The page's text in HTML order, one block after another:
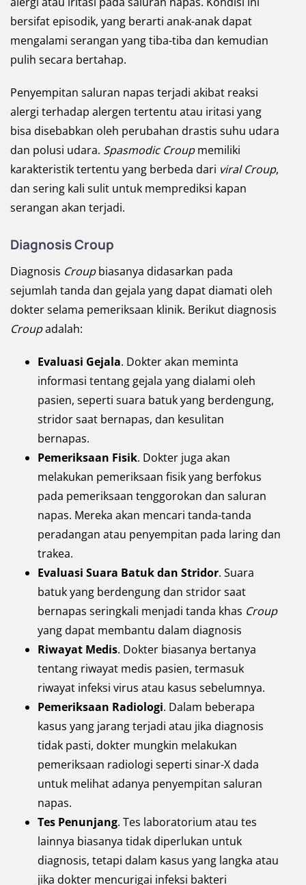
bersifat episodik, yang berarti anak-anak dapat
mengalami serangan yang tiba-tiba dan kemudian
pulih secara bertahap.
Penyempitan saluran napas terjadi akibat reaksi
alergi terhadap alergen tertentu atau iritasi yang
bisa disebabkan oleh perubahan drastis suhu udara
dan polusi udara. Spasmodic Croupmemiliki
karakteristik tertentu yang berbeda dari viral Croup,
dan sering kali sulit untuk memprediksi kapan
serangan akan terjadi.
Diagnosis Croup
Diagnosis Croupbiasanya didasarkan pada
sejumlah tanda dan gejala yang dapat diamati oleh
dokter selama pemeriksaan klinik. Berikut diagnosis
Croupadalah:
Evaluasi Gejala. Dokter akan meminta
informasi tentang gejala yang dialami oleh
pasien, seperti suara batuk yang berdengung,
stridor saat bernapas, dan kesulitan
bernapas.
Pemeriksaan Fisik. Dokter juga akan
melakukan pemeriksaan fisik yang berfokus
pada pemeriksaan tenggorokan dan saluran
napas. Mereka akan mencari tanda-tanda
peradangan atau penyempitan pada laring dan
trakea.
Evaluasi Suara Batuk dan Stridor. Suara
batuk yang berdengung dan stridor saat
bernapas seringkali menjadi tanda khas Croup
yang dapat membantu dalam diagnosis
Riwayat Medis. Dokter biasanya bertanya
tentang riwayat medis pasien, termasuk
riwayat infeksi virus atau kasus sebelumnya.
Pemeriksaan Radiologi. Dalam beberapa
kasus yang jarang terjadi atau jika diagnosis
tidak pasti, dokter mungkin melakukan
pemeriksaan radiologi seperti sinar-X dada
untuk melihat adanya penyempitan saluran
napas.
Tes Penunjang. Tes laboratorium atau tes
lainnya biasanya tidak diperlukan untuk
diagnosis, tetapi dalam kasus yang langka atau
jika dokter mencurigai infeksi bakteri